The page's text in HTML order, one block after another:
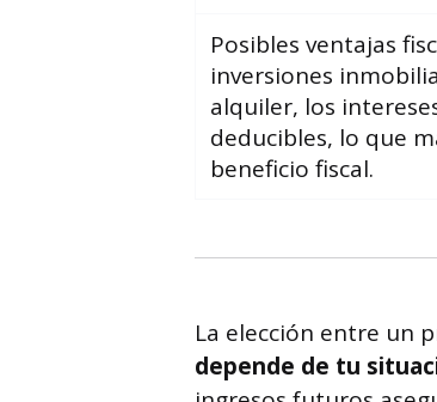
Posibles ventajas
inversiones
alquiler, los
deducibles, lo que
beneficio fiscal.
La elección entre un
depende de tu